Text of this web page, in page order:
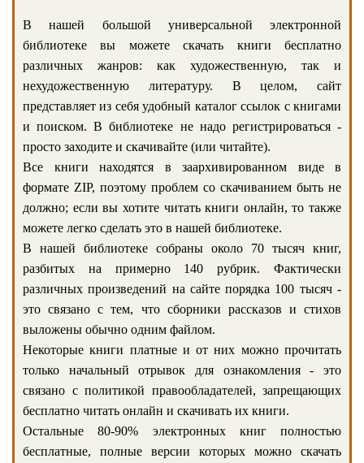
В нашей большой универсальной электронной
библиотеке вы можете скачать книги бесплатно
различных жанров: как художественную, так и
нехудожественную литературу. В целом, сайт
представляет из себя удобный каталог ссылок с книгами
и поиском. В библиотеке не надо регистрироваться -
просто заходите и скачивайте (или читайте).
Все книги находятся в заархивированном виде в
формате ZIP, поэтому проблем со скачиванием быть не
должно; если вы хотите читать книги онлайн, то также
можете легко сделать это в нашей библиотеке.
В нашей библиотеке собраны около 70 тысяч книг,
разбитых на примерно 140 рубрик. Фактически
различных произведений на сайте порядка 100 тысяч -
это связано с тем, что сборники рассказов и стихов
выложены обычно одним файлом.
Некоторые книги платные и от них можно прочитать
только начальный отрывок для ознакомления - это
связано с политикой правообладателей, запрещающих
бесплатно читать онлайн и скачивать их книги.
Остальные 80-90% электронных книг полностью
бесплатные, полные версии которых можно скачать